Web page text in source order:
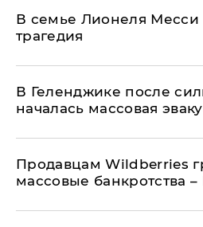
В семье Лионеля
трагедия
В Геленджике после
началась массовая
Продавцам Wildberries
массовые банкротства –